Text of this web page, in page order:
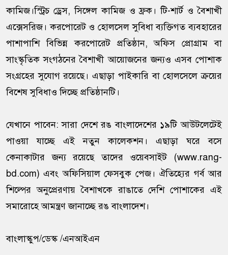
কামিজ।স্ট্রিচ ড্রেস, সিঙ্গেল কামিজ ও ফ্রক। টি-শার্ট ও বৈশাখী
এক্সেসরিজ। করপোরেট ও হোলসেল সুবিধা ব্যক্তিগত ব্যবহারের
পাশাপাশি বিভিন্ন করপোরেট প্রতিষ্ঠান, অফিস প্রোগ্রাম বা
সাংস্কৃতিক সংগঠনের বৈশাখী আয়োজনের জন্যও এসব পোশাক
সংগ্রহের সুযোগ রয়েছে। এছাড়া পাইকারি বা হোলসেলে ক্রয়ের
বিশেষ সুবিধাও দিচ্ছে প্রতিষ্ঠানটি।
যেখানে পাবেন: সারা দেশে রঙ বাংলাদেশের ১৯টি আউটলেটেই
পাওয়া যাচ্ছে এই নতুন কালেকশন। এছাড়া ঘরে বসে
কেনাকাটার জন্য রয়েছে তাদের ওয়েবসাইট (www.rang-
bd.com) এবং অফিসিয়াল ফেসবুক পেজ। ঐতিহ্যের গর্ব আর
শিল্পের অনুপ্রেরণায় বৈশাখকে রাঙাতে দেশি পোশাকের এই
সমারোহে আমন্ত্রণ জানাচ্ছে রঙ বাংলাদেশ।
বাংলাস্কুপ/ডেস্ক /এনআইএন